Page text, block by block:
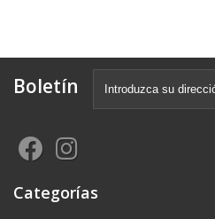
Boletín
Categorías